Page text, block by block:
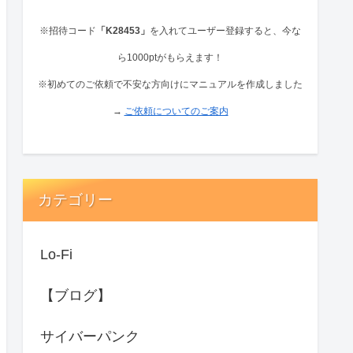
※招待コード 「K28453」 を入れてユーザー登録すると、 今な
ら1000ptがもらえます！
※初めてのご依頼で不安な方向けにマニュアルを作成しました
→ ご依頼についてのご案内
カテゴリー
Lo-Fi
【ブログ】
サイバーパンク